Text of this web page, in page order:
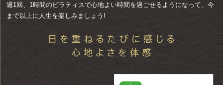
週1回、1時間のピラティスで心地よい時間を過ごせるようになって、今
まで以上に人生を楽しみましょう!